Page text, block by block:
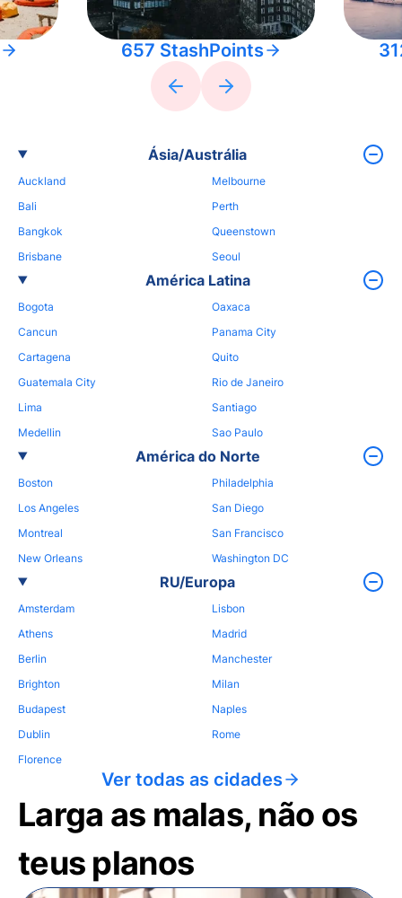
657 StashPoints
Ásia/Austrália
Auckland
Bali
Bangkok
Brisbane
Melbourne
Perth
Queenstown
Seoul
América Latina
Bogota
Cancun
Cartagena
Guatemala City
Lima
Medellin
Oaxaca
Panama City
Quito
Rio de Janeiro
Santiago
Sao Paulo
América do Norte
Boston
Los Angeles
Montreal
New Orleans
Philadelphia
San Diego
San Francisco
Washington DC
RU/Europa
Amsterdam
Athens
Berlin
Brighton
Budapest
Dublin
Florence
Lisbon
Madrid
Manchester
Milan
Naples
Rome
Ver todas as cidades
Larga as malas, não os
teus planos